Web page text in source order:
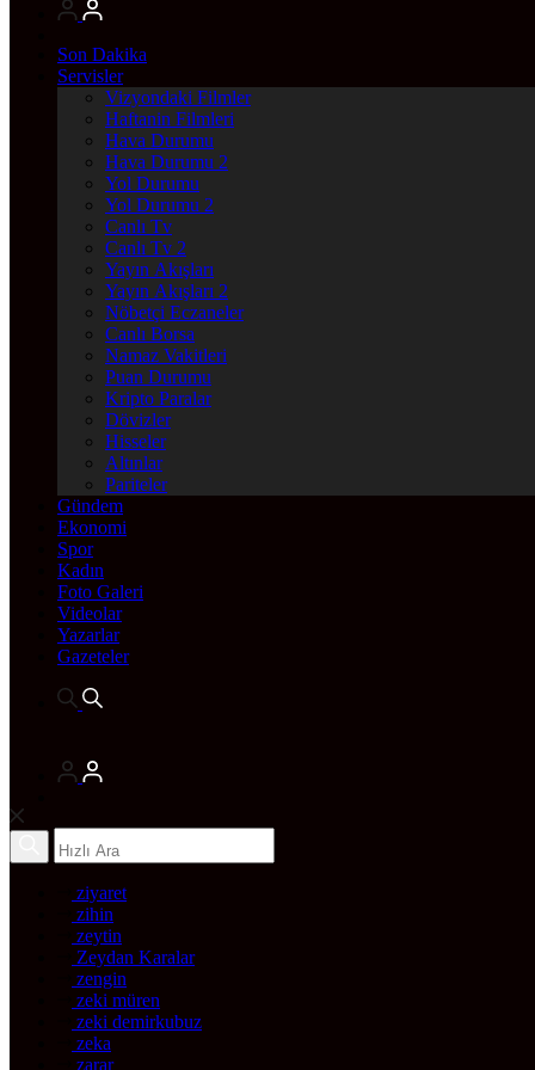
Son Dakika
Servisler
Vizyondaki Filmler
Haftanin Filmleri
Hava Durumu
Hava Durumu 2
Yol Durumu
Yol Durumu 2
Canlı Tv
Canlı Tv 2
Yayın Akışları
Yayın Akışları 2
Nöbetçi Eczaneler
Canlı Borsa
Namaz Vakitleri
Puan Durumu
Kripto Paralar
Dövizler
Hisseler
Altınlar
Pariteler
Gündem
Ekonomi
Spor
Kadın
Foto Galeri
Videolar
Yazarlar
Gazeteler
ziyaret
zihin
zeytin
Zeydan Karalar
zengin
zeki müren
zeki demirkubuz
zeka
zarar